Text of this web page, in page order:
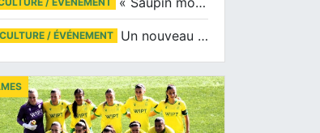
CULTURE / ÉVÉNEMENT Un nouveau tirage pour le Docu-BD